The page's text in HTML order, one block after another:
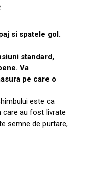
si spatele gol.
standard,
Va
pe care o
este ca
care au fost livrate
semne de purtare,